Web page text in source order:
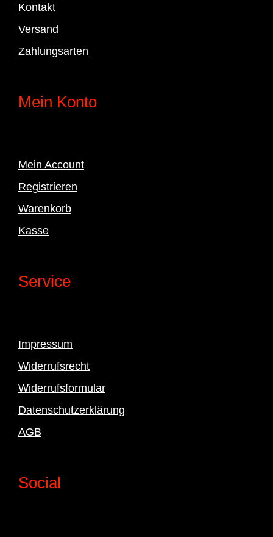
Kontakt
Versand
Zahlungsarten
Mein Konto
Mein Account
Registrieren
Warenkorb
Kasse
Service
Impressum
Widerrufsrecht
Widerrufsformular
Datenschutzerklärung
AGB
Social